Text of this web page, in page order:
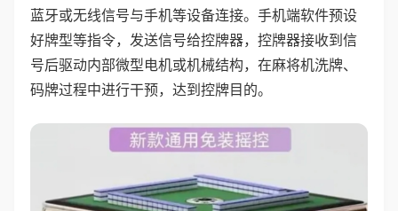
蓝牙或无线信号与手机等设备连接。手机端软件预设
好牌型等指令，发送信号给控牌器，控牌器接收到信
号后驱动内部微型电机或机械结构，在麻将机洗牌、
码牌过程中进行干预，达到控牌目的。